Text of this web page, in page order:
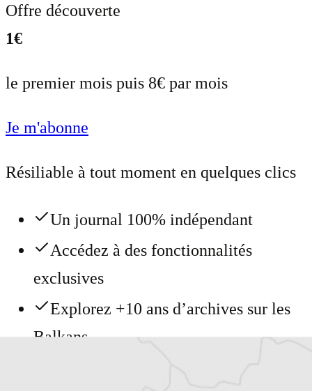
Offre découverte
1€
le premier mois puis 8€ par mois
Je m'abonne
Résiliable à tout moment en quelques clics
Un journal 100% indépendant
Accédez à des fonctionnalités
exclusives
Explorez +10 ans d’archives sur les
Balkans